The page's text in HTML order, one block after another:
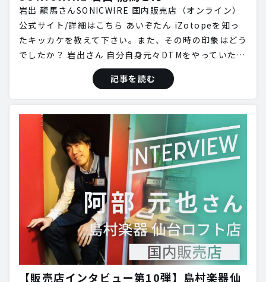
岩出 龍馬さんSONICWIRE 国内販売店（オンライン）
公式サイト/詳細はこちら あいぞたん iZotopeを知っ
たキッカケを教えて下さい。また、その時の印象はどう
でしたか？ 岩出さん 自分自身元々DTMをやっていた…
記事を読む
【販売店インタビュー第10弾】島村楽器仙